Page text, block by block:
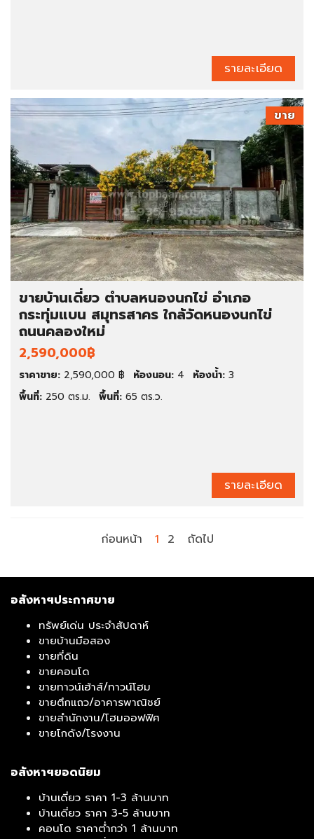
รายละเอียด
ขาย
ขายบ้านเดี่ยว ตำบลหนองนกไข่ อำเภอ
กระทุ่มแบน สมุทรสาคร ใกล้วัดหนองนกไข่
ถนนคลองใหม่
2,590,000฿
ราคาขาย: 2,590,000 ฿ ห้องนอน: 4 ห้องน้ำ: 3
พื้นที่: 250 ตร.ม. พื้นที่: 65 ตร.ว.
รายละเอียด
ก่อนหน้า 1 2 ถัดไป
อสังหาฯประกาศขาย
ทรัพย์เด่น ประจำสัปดาห์
ขายบ้านมือสอง
ขายที่ดิน
ขายคอนโด
ขายทาวน์เฮ้าส์/ทาวน์โฮม
ขายตึกแถว/อาคารพาณิชย์
ขายสำนักงาน/โฮมออฟฟิศ
ขายโกดัง/โรงงาน
อสังหาฯยอดนิยม
บ้านเดี่ยว ราคา 1-3 ล้านบาท
บ้านเดี่ยว ราคา 3-5 ล้านบาท
คอนโด ราคาต่ำกว่า 1 ล้านบาท